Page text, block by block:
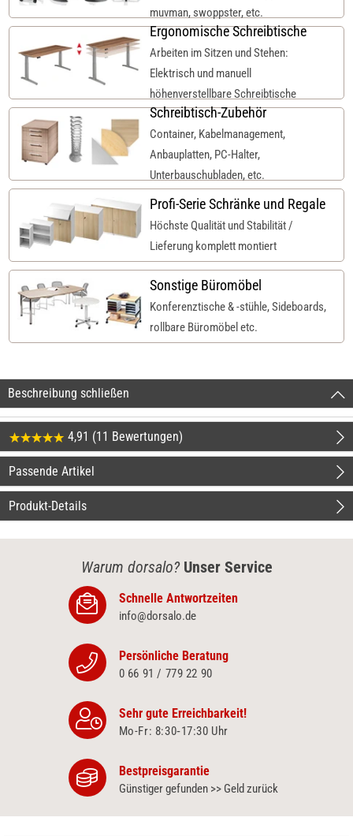
muvman, swoppster, etc.
Ergonomische Schreibtische
Arbeiten im Sitzen und Stehen:
Elektrisch und manuell
höhenverstellbare Schreibtische
Schreibtisch-Zubehör
Container, Kabelmanagement,
Anbauplatten, PC-Halter,
Unterbauschubladen, etc.
Profi-Serie Schränke und Regale
Höchste Qualität und Stabilität /
Lieferung komplett montiert
Sonstige Büromöbel
Konferenztische & -stühle, Sideboards,
rollbare Büromöbel etc.
Beschreibung schließen
4,91 (11 Bewertungen)
Passende Artikel
Produkt-Details
Warum dorsalo? Unser Service
Schnelle Antwortzeiten
info@dorsalo.de
Persönliche Beratung
0 66 91 / 779 22 90
Sehr gute Erreichbarkeit!
Mo-Fr: 8:30‑17:30 Uhr
Bestpreisgarantie
Günstiger gefunden >> Geld zurück